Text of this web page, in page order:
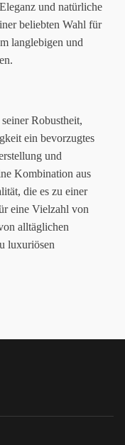
und natürliche
beliebten Wahl für
langlebigen und
Robustheit,
ein bevorzugtes
und
Kombination aus
die es zu einer
eine Vielzahl von
alltäglichen
luxuriösen